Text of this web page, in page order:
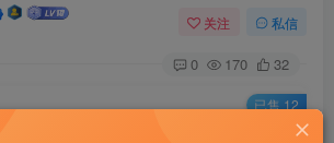
关注 私信
0 170 32
已售 12